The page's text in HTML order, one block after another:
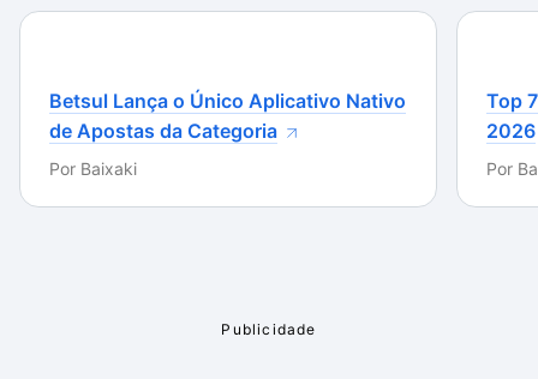
Betsul Lança o Único Aplicativo Nativo
de Apostas da Categoria
Por Baixaki
Top
2026
Por